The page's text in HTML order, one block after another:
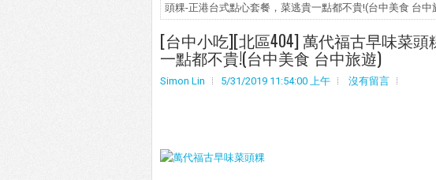
頭粿-正港台式點心套餐，菜逃貴一點都不貴!(台中美食 台中
[台中小吃][北區404] 萬代福古早味菜
一點都不貴!(台中美食 台中旅遊)
Simon Lin 5/31/2019 11:54:00 上午 沒有留言